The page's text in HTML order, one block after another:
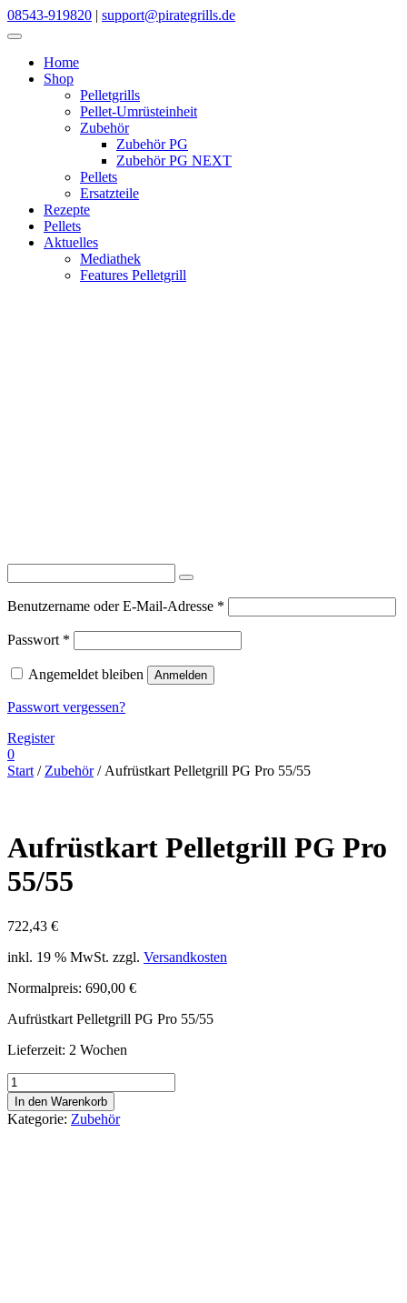
Skip
to
08543-919820 | support@pirategrills.de
Home
Shop
Pelletgrills
Pellet-Umrüsteinheit
Zubehör
Zubehör PG
Zubehör PG NEXT
Pellets
Ersatzteile
Rezepte
Pellets
Aktuelles
Mediathek
Features Pelletgrill
Benutzername oder E-Mail-Adresse *
Passwort *
Angemeldet bleiben Anmelden
Passwort vergessen?
Register
0
Start / Zubehör/ Aufrüstkart Pelletgrill PG Pro 55/55
Aufrüstkart Pelletgrill PG Pro
55/55
722,43 €
inkl. 19 % MwSt. zzgl. Versandkosten
Normalpreis: 690,00 €
Aufrüstkart Pelletgrill PG Pro 55/55
Lieferzeit: 2 Wochen
Aufrüstkart
Pelletgrill
PG
Pro
In den Warenkorb
Kategorie: Zubehör